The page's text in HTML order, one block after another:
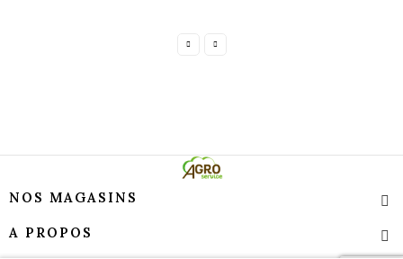
NOS MAGASINS
A PROPOS